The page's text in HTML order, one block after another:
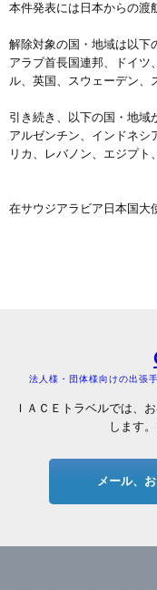
本件発表には日本からの渡
解除対象の国・地域は以下
アラブ首長国連邦、ドイツ
ル、英国、スウェーデン、
引き続き、以下の国・地域
アルゼンチン、インドネシ
リカ、レバノン、エジプト
在サウジアラビア日本国大
法人様・団体様向けの出張
ＩＡＣＥトラベルでは、
します
メール、